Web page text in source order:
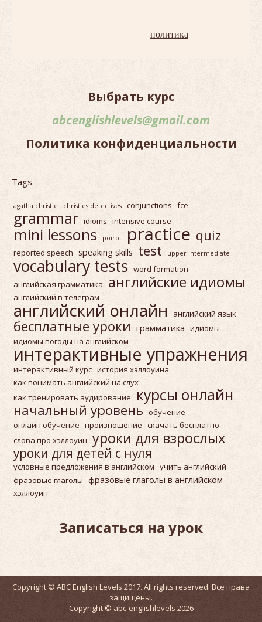
политика
Выбрать курс
abcenglishlevels@gmail.com
Политика конфиденциальности
Tags
agatha christie christies detectives conjunctions fce
grammar idioms intensive course
mini lessons poirot practice quiz
reported speech speaking skills test upper-intermediate
vocabulary tests word formation
английская грамматика
английские идиомы
английский в телеграм
английский онлайн английский язык
бесплатные уроки грамматика идиомы
идиомы погоды на английском
интерактивные упражнения
интерактивный курс история хэллоуина
как понимать английский на слух
как тренировать аудирование
курсы онлайн
начальный уровень обучение
онлайн обучение произношение скачать бесплатно
слова про хэллоуин уроки для взрослых
уроки для детей с нуля
условные предложения в английском учить английский
фразовые глаголы фразовые глаголы в английском
хэллоуин
Записаться на урок
Copyright © ABC English Levels 2017. All rights reserved. Все права
защищены.
Copyright © abc-englishlevels 2026